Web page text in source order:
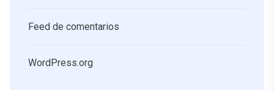
Feed de comentarios
WordPress.org